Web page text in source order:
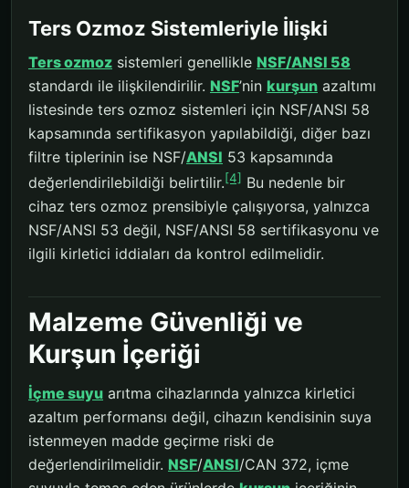
Ters Ozmoz Sistemleriyle İlişki
Ters ozmoz sistemleri genellikle NSF/ANSI 58
standardı ile ilişkilendirilir. NSF’nin kurşun azaltımı
listesinde ters ozmoz sistemleri için NSF/ANSI 58
kapsamında sertifikasyon yapılabildiği, diğer bazı
filtre tiplerinin ise NSF/ANSI 53 kapsamında
değerlendirilebildiği belirtilir.[4] Bu nedenle bir
cihaz ters ozmoz prensibiyle çalışıyorsa, yalnızca
NSF/ANSI 53 değil, NSF/ANSI 58 sertifikasyonu ve
ilgili kirletici iddiaları da kontrol edilmelidir.
Malzeme Güvenliği ve
Kurşun İçeriği
İçme suyu arıtma cihazlarında yalnızca kirletici
azaltım performansı değil, cihazın kendisinin suya
istenmeyen madde geçirme riski de
değerlendirilmelidir. NSF/ANSI/CAN 372, içme